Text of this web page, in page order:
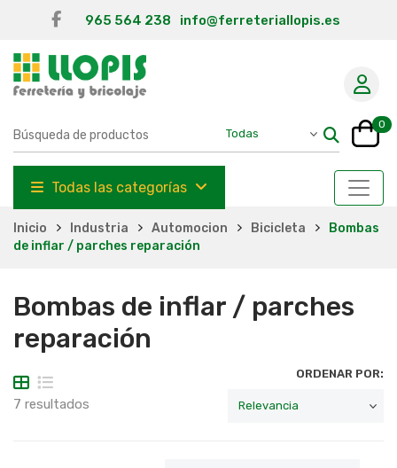
965 564 238 info@ferreteriallopis.es
0
Todas las categorías
Inicio Industria Automocion Bicicleta
Bombas
de inflar / parches reparación
Bombas de inflar / parches
reparación
7 resultados
ORDENAR POR: